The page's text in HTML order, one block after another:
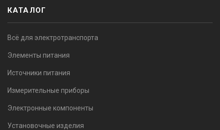
КАТАЛОГ
Всё для электротранспорта
Элементы питания
Источники питания
Измерительные приборы
Электронные компоненты
Установочные изделия